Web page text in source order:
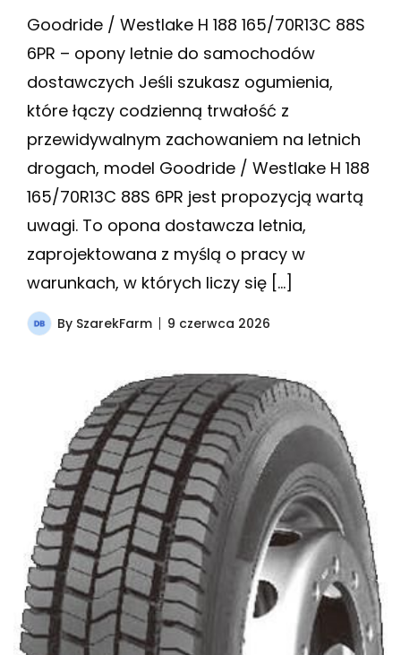
Goodride / Westlake H 188 165/70R13C 88S
6PR – opony letnie do samochodów
dostawczych Jeśli szukasz ogumienia,
które łączy codzienną trwałość z
przewidywalnym zachowaniem na letnich
drogach, model Goodride / Westlake H 188
165/70R13C 88S 6PR jest propozycją wartą
uwagi. To opona dostawcza letnia,
zaprojektowana z myślą o pracy w
warunkach, w których liczy się […]
By SzarekFarm 9 czerwca 2026